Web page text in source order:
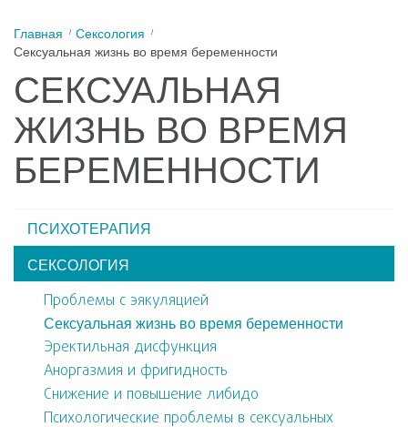
Главная
Сексология
Сексуальная жизнь во время беременности
СЕКСУАЛЬНАЯ
ЖИЗНЬ ВО ВРЕМЯ
БЕРЕМЕННОСТИ
ПСИХОТЕРАПИЯ
СЕКСОЛОГИЯ
Проблемы с эякуляцией
Сексуальная жизнь во время беременности
Эректильная дисфункция
Аноргазмия и фригидность
Снижение и повышение либидо
Психологические проблемы в сексуальных